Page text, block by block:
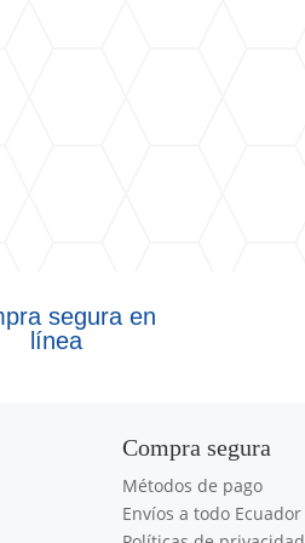
segura en
línea
Compra segura
Métodos de pago
Envíos a todo Ecuador